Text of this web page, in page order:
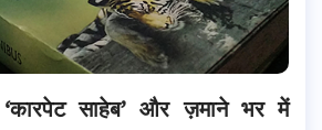
साहेब’ और ज़माने भर में